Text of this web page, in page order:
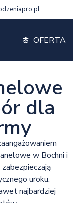
OFERTA
dla
w Bochni i
uroku.
najbardziej